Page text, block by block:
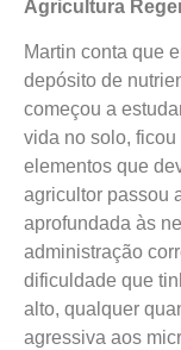
Agricultura
Martin conta que
depósito de
começou a
vida no solo,
elementos que
agricultor passou
aprofundada às
administração
dificuldade que
alto, qualquer
agressiva aos